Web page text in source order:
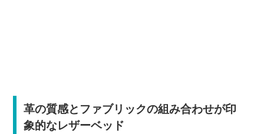
革の質感とファブリックの組み合わせが印
象的なレザーベッド